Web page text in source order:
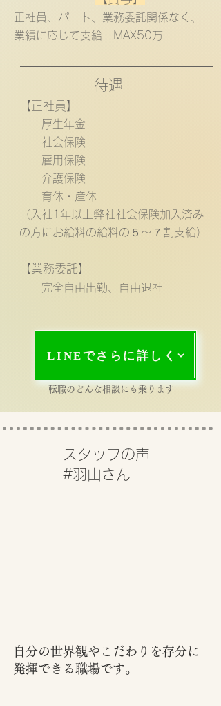
​正社員、パート、業務委託関係なく、
業績に応じて支給 MAX50万
​待遇
【正社員】
厚生年金
社会保険
雇用保険
介護保険
育休・産休
（入社1年以上弊社社会保険加入済み
の方にお給料の給料の５〜７割支給）
【業務委託】
完全自由出勤、自由退社
LINEでさらに詳しく
転職のどんな相談にも乗ります
スタッフの声
#羽山さん
自分の世界観やこだわりを存分に
発揮できる職場です。